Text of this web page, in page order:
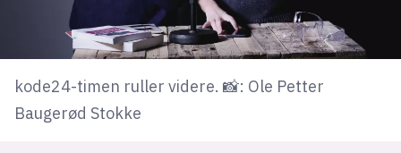
kode24-timen ruller videre. 📸: Ole Petter
Baugerød Stokke
devops
IoT
design
tilgjengelighet
ukas koder
inn/ut